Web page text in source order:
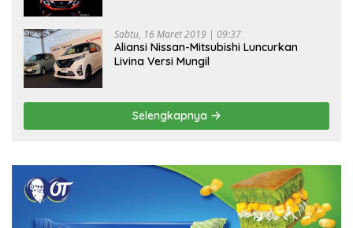
Sabtu, 16 Maret 2019 | 09:37
Aliansi Nissan-Mitsubishi Luncurkan
Livina Versi Mungil
Selengkapnya